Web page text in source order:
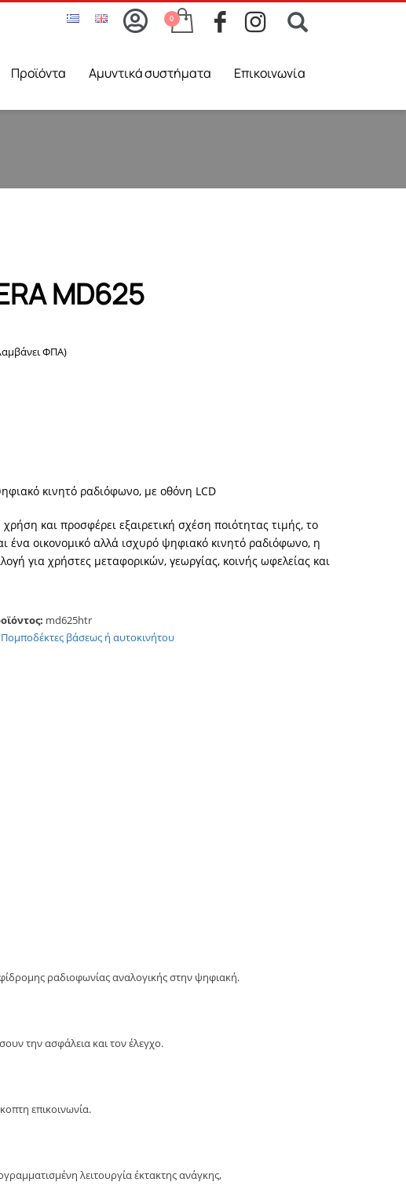
Προϊόντα Aμυντικά συστήματα Επικοινωνία
MD625
ΦΠΑ)
κινητό ραδιόφωνο, με οθόνη LCD
και προσφέρει εξαιρετική σχέση ποιότητας τιμής, το
ένα οικονομικό αλλά ισχυρό ψηφιακό κινητό ραδιόφωνο, η
για χρήστες μεταφορικών, γεωργίας, κοινής ωφελείας και
md625htr
Πομποδέκτες βάσεως ή αυτοκινήτου
ραδιοφωνίας αναλογικής στην ψηφιακή.
την ασφάλεια και τον έλεγχο.
επικοινωνία.
λειτουργία έκτακτης ανάγκης,